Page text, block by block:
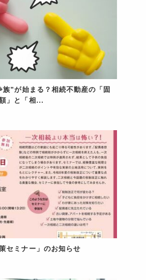
族”が始まる？相続不動産の「固
」と「相...
セミナー」のお知らせ